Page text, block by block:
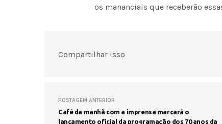
os mananciais que receberão
Compartilhar isso
POSTAGEM ANTERIOR
Café da manhã com a imprensa marcará o
lançamento oficial da programação dos 70 anos da